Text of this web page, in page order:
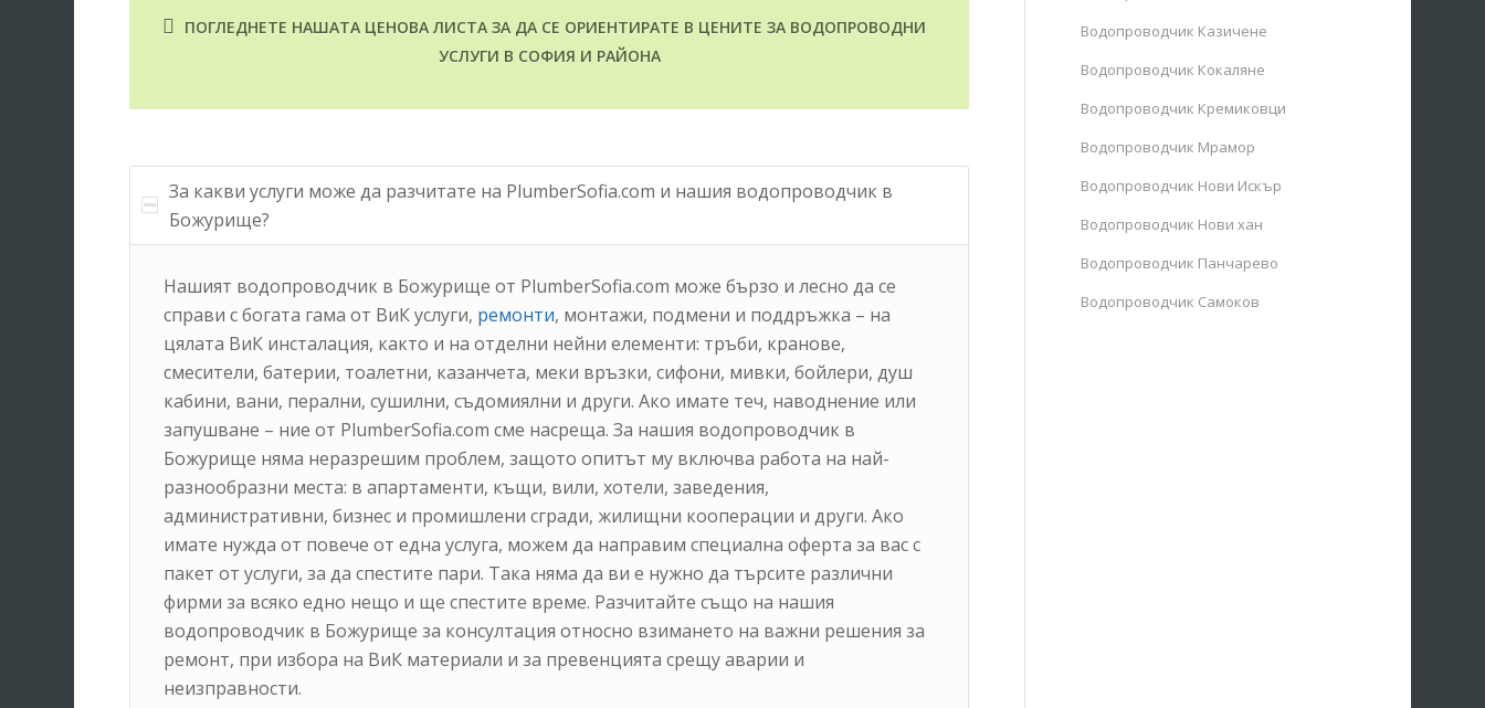
ПОГЛЕДНЕТЕ НАШАТА ЦЕНОВА ЛИСТА ЗА ДА СЕ ОРИЕНТИРАТЕ В ЦЕНИТЕ ЗА ВОДОПРОВОДНИ
УСЛУГИ В СОФИЯ И РАЙОНА
За какви услуги може да разчитате на PlumberSofia.com и нашия водопроводчик в
Божурище?
Нашият водопроводчик в Божурище от PlumberSofia.com може бързо и лесно да се
справи с богата гама от ВиК услуги, ремонти, монтажи, подмени и поддръжка – на
цялата ВиК инсталация, както и на отделни нейни елементи: тръби, кранове,
смесители, батерии, тоалетни, казанчета, меки връзки, сифони, мивки, бойлери, душ
кабини, вани, перални, сушилни, съдомиялни и други. Ако имате теч, наводнение или
запушване – ние от PlumberSofia.com сме насреща. За нашия водопроводчик в
Божурище няма неразрешим проблем, защото опитът му включва работа на най-
разнообразни места: в апартаменти, къщи, вили, хотели, заведения,
административни, бизнес и промишлени сгради, жилищни кооперации и други. Ако
имате нужда от повече от една услуга, можем да направим специална оферта за вас с
пакет от услуги, за да спестите пари. Така няма да ви е нужно да търсите различни
фирми за всяко едно нещо и ще спестите време. Разчитайте също на нашия
водопроводчик в Божурище за консултация относно взимането на важни решения за
ремонт, при избора на ВиК материали и за превенцията срещу аварии и
неизправности.
Водопроводчик Казичене
Водопроводчик Кокаляне
Водопроводчик Кремиковци
Водопроводчик Мрамор
Водопроводчик Нови Искър
Водопроводчик Нови хан
Водопроводчик Панчарево
Водопроводчик Самоков